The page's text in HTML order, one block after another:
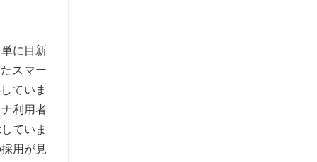
に目新
スマー
ていま
利用者
ていま
用が見